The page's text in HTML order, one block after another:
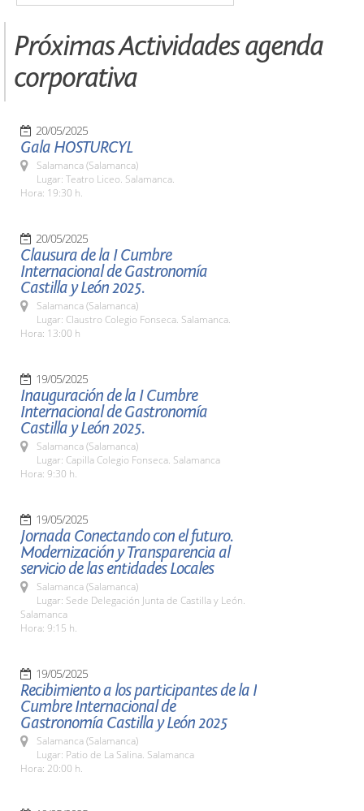
Próximas Actividades agenda
corporativa
20/05/2025
Gala HOSTURCYL
Salamanca (Salamanca)
Lugar: Teatro Liceo. Salamanca.
Hora: 19:30 h.
20/05/2025
Clausura de la I Cumbre
Internacional de Gastronomía
Castilla y León 2025.
Salamanca (Salamanca)
Lugar: Claustro Colegio Fonseca. Salamanca.
Hora: 13:00 h
19/05/2025
Inauguración de la I Cumbre
Internacional de Gastronomía
Castilla y León 2025.
Salamanca (Salamanca)
Lugar: Capilla Colegio Fonseca. Salamanca
Hora: 9:30 h.
19/05/2025
Jornada Conectando con el futuro.
Modernización y Transparencia al
servicio de las entidades Locales
Salamanca (Salamanca)
Lugar: Sede Delegación Junta de Castilla y León.
Salamanca
Hora: 9:15 h.
19/05/2025
Recibimiento a los participantes de la I
Cumbre Internacional de
Gastronomía Castilla y León 2025
Salamanca (Salamanca)
Lugar: Patio de La Salina. Salamanca
Hora: 20:00 h.